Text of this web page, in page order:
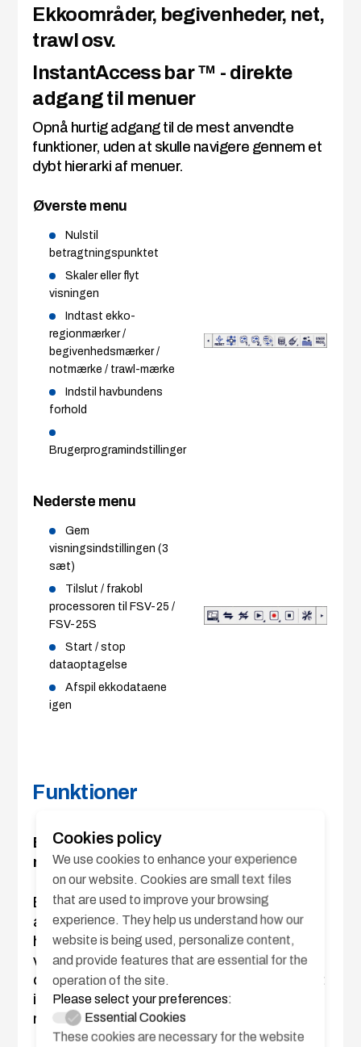
Ekkoområder, begivenheder, net,
trawl osv.
InstantAccess bar ™ - direkte
adgang til menuer
Opnå hurtig adgang til de mest anvendte
funktioner, uden at skulle navigere gennem et
dybt hierarki af menuer.
Øverste menu
Nulstil
betragtningspunktet
Skaler eller flyt
visningen
Indtast ekko-
regionmærker /
begivenhedsmærker /
notmærke / trawl-mærke
Indstil havbundens
forhold
Brugerprogramindstillinger
Nederste menu
Gem
visningsindstillingen (3
sæt)
Tilslut / frakobl
processoren til FSV-25 /
FSV-25S
Start / stop
dataoptagelse
Afspil ekkodataene
igen
Funktioner
Ekkoområde
markering
Ekkoområde markering er en nyttig funktion til
at forudsige volumen af en fiskestime. Når du
har klikket et sted på ekkoet, der vises i 3D-
visning, topvisning eller sidevisning, viser
denne funktion ekkoområdet inklusive punktet
i gule eller cyane linjer. Volumen for ekko-
regionmærket vises til højre på skærmen.
Cookies policy
We use cookies to enhance your experience
on our website. Cookies are small text files
that are used to improve your browsing
experience. They help us understand how our
website is being used, personalize content,
and provide features that are essential for the
operation of the site.
Please select your preferences:
Essential Cookies
These cookies are necessary for the website